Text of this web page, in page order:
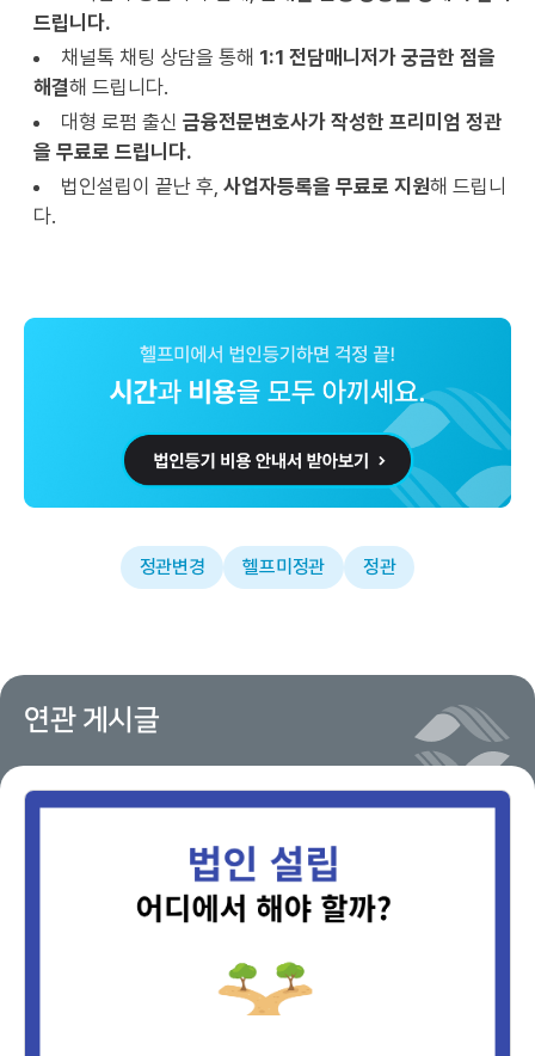
드립니다.
채널톡 채팅 상담을 통해 1:1 전담매니저가 궁금한 점을
해결해 드립니다.
대형 로펌 출신 금융전문변호사가 작성한 프리미엄 정관
을 무료로 드립니다.
법인설립이 끝난 후, 사업자등록을 무료로 지원해 드립니
다.
정관변경 헬프미정관 정관
연관 게시글